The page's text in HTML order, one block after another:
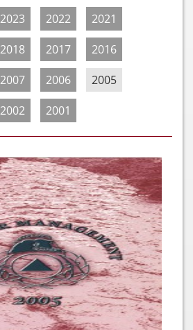
2023 2022
2021
2018 2017
2016
2007 2006
2005
2002 2001